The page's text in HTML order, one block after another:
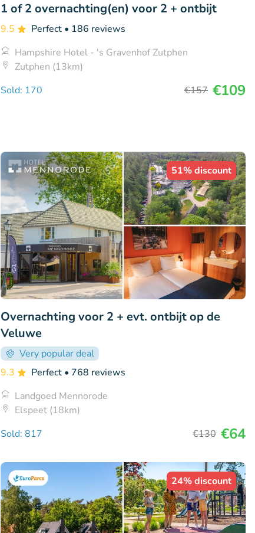
1 of 2 overnachting(en) voor 2 + ontbijt
9.5 Perfect • 186 reviews
Hampshire Hotel - 's Gravenhof Zutphen
Zutphen (13km)
Sold: 170
€157 €109
51% discount
Overnachting voor 2 + evt. ontbijt op de
Veluwe
Very popular deal
9.3
Perfect • 768 reviews
Landgoed Mennorode
Elspeet (18km)
Sold: 817
€130 €64
24% discount